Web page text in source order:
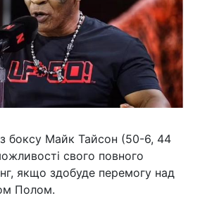
з боксу Майк Тайсон (50-6, 44
свого повного
якщо здобуде перемогу над
Полом.